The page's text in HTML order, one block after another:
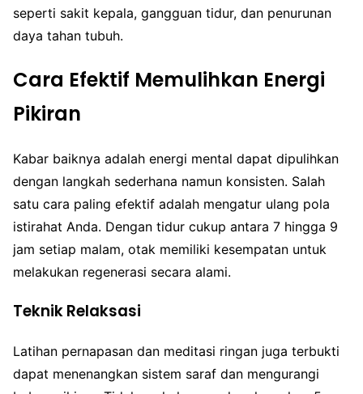
seperti sakit kepala, gangguan tidur, dan penurunan
daya tahan tubuh.
Cara Efektif Memulihkan Energi
Pikiran
Kabar baiknya adalah energi mental dapat dipulihkan
dengan langkah sederhana namun konsisten. Salah
satu cara paling efektif adalah mengatur ulang pola
istirahat Anda. Dengan tidur cukup antara 7 hingga 9
jam setiap malam, otak memiliki kesempatan untuk
melakukan regenerasi secara alami.
Teknik Relaksasi
Latihan pernapasan dan meditasi ringan juga terbukti
dapat menenangkan sistem saraf dan mengurangi